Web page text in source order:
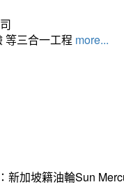
等三合一工程 more...
新加坡籍油輪Sun